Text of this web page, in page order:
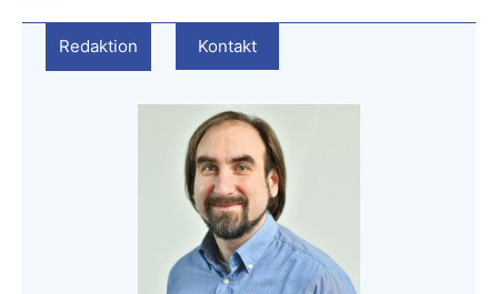
Redaktion Kontakt